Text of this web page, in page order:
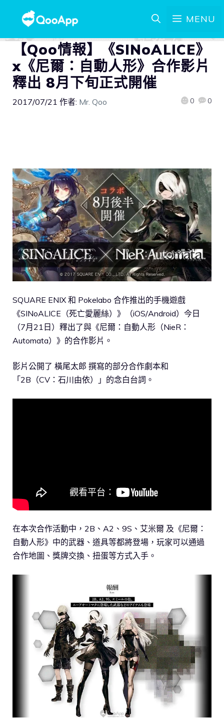
MENU
【Qoo情報】《SINoALICE》
x《尼爾：自動人形》合作影片
釋出 8月下旬正式開催
2017/07/21 作者: Mr. Qoo 0 0
SQUARE ENIX 和 Pokelabo 合作推出的手機遊戲
《SINoALICE（死亡愛麗絲）》（iOS/Android）今日
（7月21日）釋出了與《尼爾：自動人形（NieR：
Automata）》的合作影片。
影片公開了 橫尾太郎 撰寫的部分合作劇本和
「2B（CV：石川由依）」的念白台詞。
在本次合作活動中，2B、A2、9S、艾米爾 及《尼爾：
自動人形》中的武器、道具等都將登場，玩家可以通過
合作地圖、獎牌交換、扭蛋等方式入手。